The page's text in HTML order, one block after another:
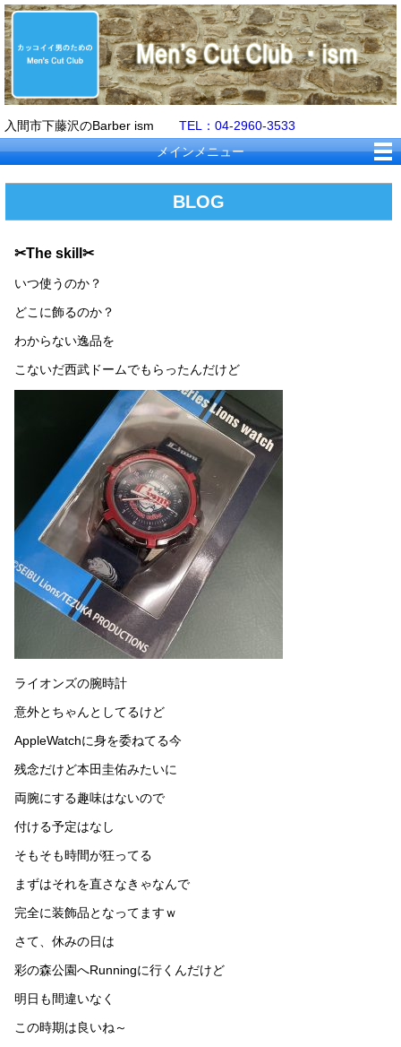
入間市下藤沢のBarber ism TEL：04-2960-3533
メインメニュー
BLOG
✂The skill✂
いつ使うのか？
どこに飾るのか？
わからない逸品を
こないだ西武ドームでもらったんだけど
ライオンズの腕時計
意外とちゃんとしてるけど
AppleWatchに身を委ねてる今
残念だけど本田圭佑みたいに
両腕にする趣味はないので
付ける予定はなし
そもそも時間が狂ってる
まずはそれを直さなきゃなんで
完全に装飾品となってますｗ
さて、休みの日は
彩の森公園へRunningに行くんだけど
明日も間違いなく
この時期は良いね～